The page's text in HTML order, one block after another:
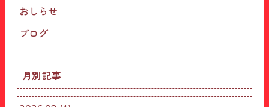
ゲ
ー
ョ
ン
おしらせ
ブログ
月別記事